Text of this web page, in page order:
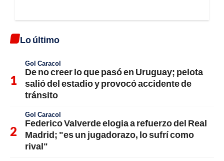
Lo último
Gol Caracol
De no creer lo que pasó en Uruguay; pelota
salió del estadio y provocó accidente de
tránsito
Gol Caracol
Federico Valverde elogia a refuerzo del Real
Madrid; "es un jugadorazo, lo sufrí como
rival"